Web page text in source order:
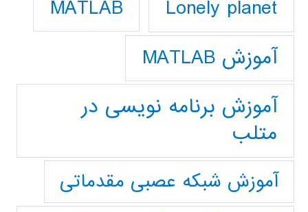
Lonely planet
MATLAB
آموزش MATLAB
آموزش برنامه نویسی در
متلب
آموزش شبکه عصبی مقدماتی